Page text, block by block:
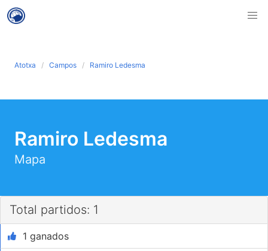
Atotxa Campos Ramiro Ledesma
Ramiro Ledesma
Mapa
Total partidos: 1
1 ganados